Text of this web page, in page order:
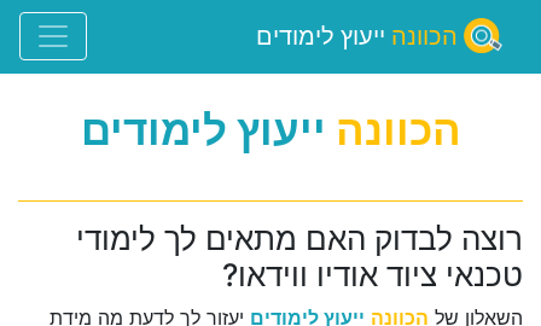
הכוונה ייעוץ לימודים
הכוונה ייעוץ לימודים
רוצה לבדוק האם מתאים לך לימודי
טכנאי ציוד אודיו ווידאו?
השאלון של הכוונה ייעוץ לימודים יעזור לך לדעת מה מידת